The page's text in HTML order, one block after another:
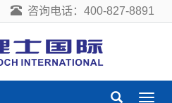
咨询电话：400-827-8891
导